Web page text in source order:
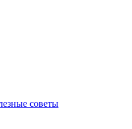
советы